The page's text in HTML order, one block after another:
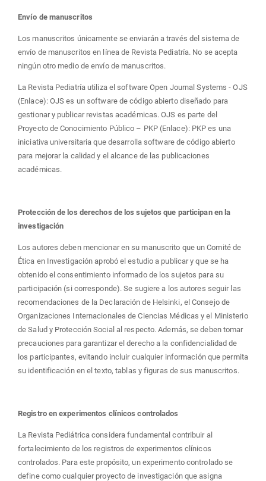
Envío de manuscritos
Los manuscritos únicamente se enviarán a través del sistema de
envío de manuscritos en línea de Revista Pediatría. No se acepta
ningún otro medio de envío de manuscritos.
La Revista Pediatría utiliza el software Open Journal Systems - OJS
(Enlace): OJS es un software de código abierto diseñado para
gestionar y publicar revistas académicas. OJS es parte del
Proyecto de Conocimiento Público – PKP (Enlace): PKP es una
iniciativa universitaria que desarrolla software de código abierto
para mejorar la calidad y el alcance de las publicaciones
académicas.
Protección de los derechos de los sujetos que participan en la
investigación
Los autores deben mencionar en su manuscrito que un Comité de
Ética en Investigación aprobó el estudio a publicar y que se ha
obtenido el consentimiento informado de los sujetos para su
participación (si corresponde). Se sugiere a los autores seguir las
recomendaciones de la Declaración de Helsinki, el Consejo de
Organizaciones Internacionales de Ciencias Médicas y el Ministerio
de Salud y Protección Social al respecto. Además, se deben tomar
precauciones para garantizar el derecho a la confidencialidad de
los participantes, evitando incluir cualquier información que permita
su identificación en el texto, tablas y figuras de sus manuscritos.
Registro en experimentos clínicos controlados
La Revista Pediátrica considera fundamental contribuir al
fortalecimiento de los registros de experimentos clínicos
controlados. Para este propósito, un experimento controlado se
define como cualquier proyecto de investigación que asigna